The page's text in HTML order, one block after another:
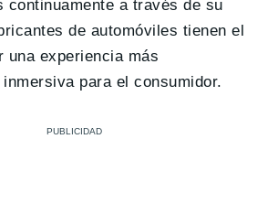
continuamente a través de su
de automóviles tienen el
una experiencia más
para el consumidor.